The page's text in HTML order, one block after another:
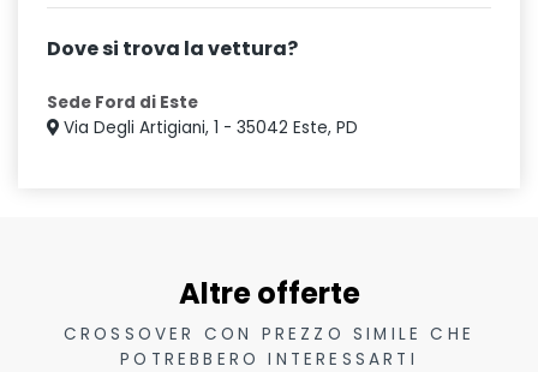
Dove si trova la vettura?
Sede Ford di Este
Via Degli Artigiani, 1 - 35042 Este, PD
Altre offerte
CROSSOVER CON PREZZO SIMILE CHE
POTREBBERO INTERESSARTI